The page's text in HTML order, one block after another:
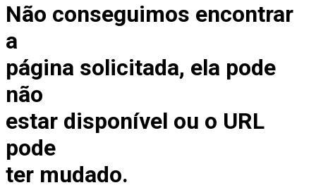
Não conseguimos encontrar
a
página solicitada, ela pode
não
estar disponível ou o URL
pode
ter mudado.